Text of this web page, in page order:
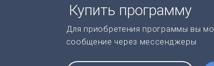
Купить программу
Для приобретения программы вы
сообщение через мессенджеры